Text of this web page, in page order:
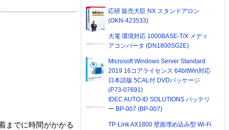
までに時間がかかる
応研 販売大臣 NX スタンドアロン
(OKN-423533)
大電 環境対応 1000BASE-T/X メディ
アコンバータ (DN1800SG2E)
Microsoft Windows Server Standard
2019 16コアライセンス 64bitWin対応
日本語版 5CAL付 DVDパッケージ
(P73-07691)
IDEC AUTO-ID SOLUTIONS バッテリ
ー BP-007 (BP-007)
TP-Link AX1800 壁面埋め込み型 Wi-Fi